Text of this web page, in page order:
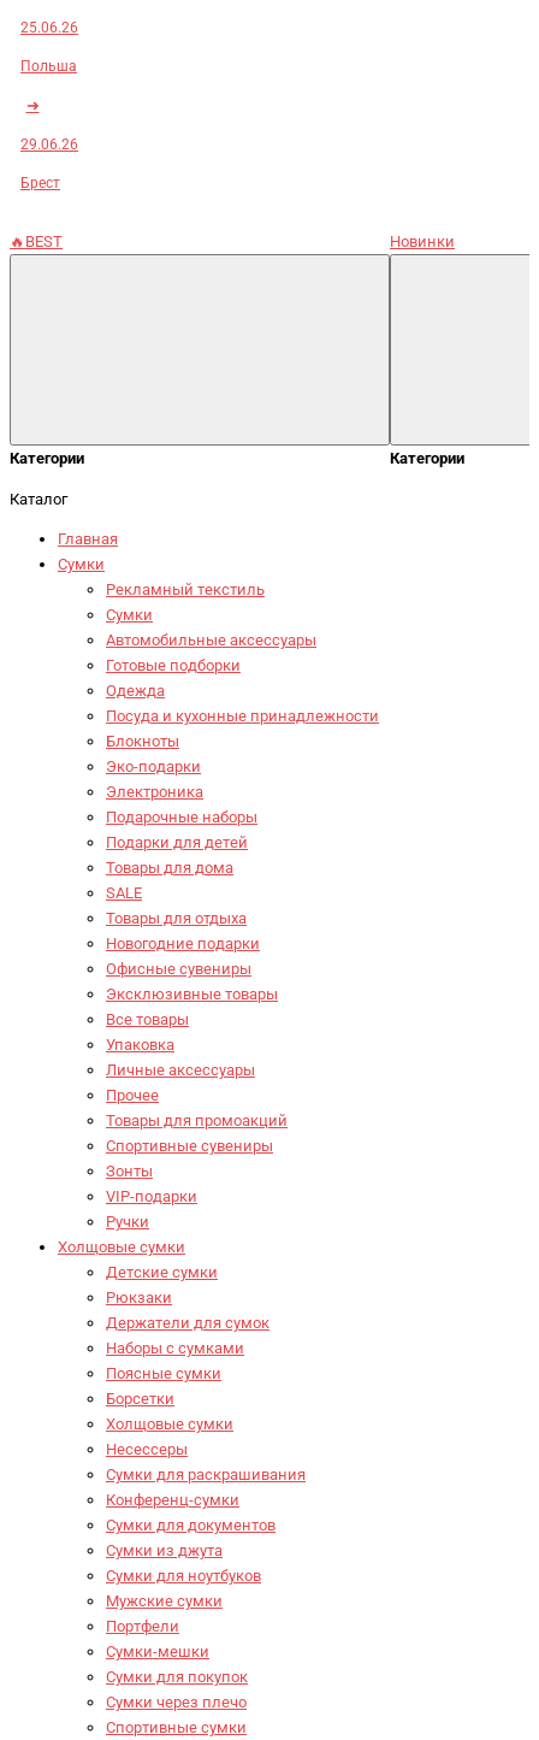
25.06.26
Польша
➜
29.06.26
Брест
🔥BEST
Категории
Новинки
Категории
Каталог
Главная
Сумки
Рекламный текстиль
Сумки
Автомобильные аксессуары
Готовые подборки
Одежда
Посуда и кухонные принадлежности
Блокноты
Эко-подарки
Электроника
Подарочные наборы
Подарки для детей
Товары для дома
SALE
Товары для отдыха
Новогодние подарки
Офисные сувениры
Эксклюзивные товары
Все товары
Упаковка
Личные аксессуары
Прочее
Товары для промоакций
Спортивные сувениры
Зонты
VIP-подарки
Ручки
Холщовые сумки
Детские сумки
Рюкзаки
Держатели для сумок
Наборы с сумками
Поясные сумки
Борсетки
Холщовые сумки
Несессеры
Сумки для раскрашивания
Конференц-сумки
Сумки для документов
Сумки из джута
Сумки для ноутбуков
Мужские сумки
Портфели
Сумки-мешки
Сумки для покупок
Сумки через плечо
Спортивные сумки